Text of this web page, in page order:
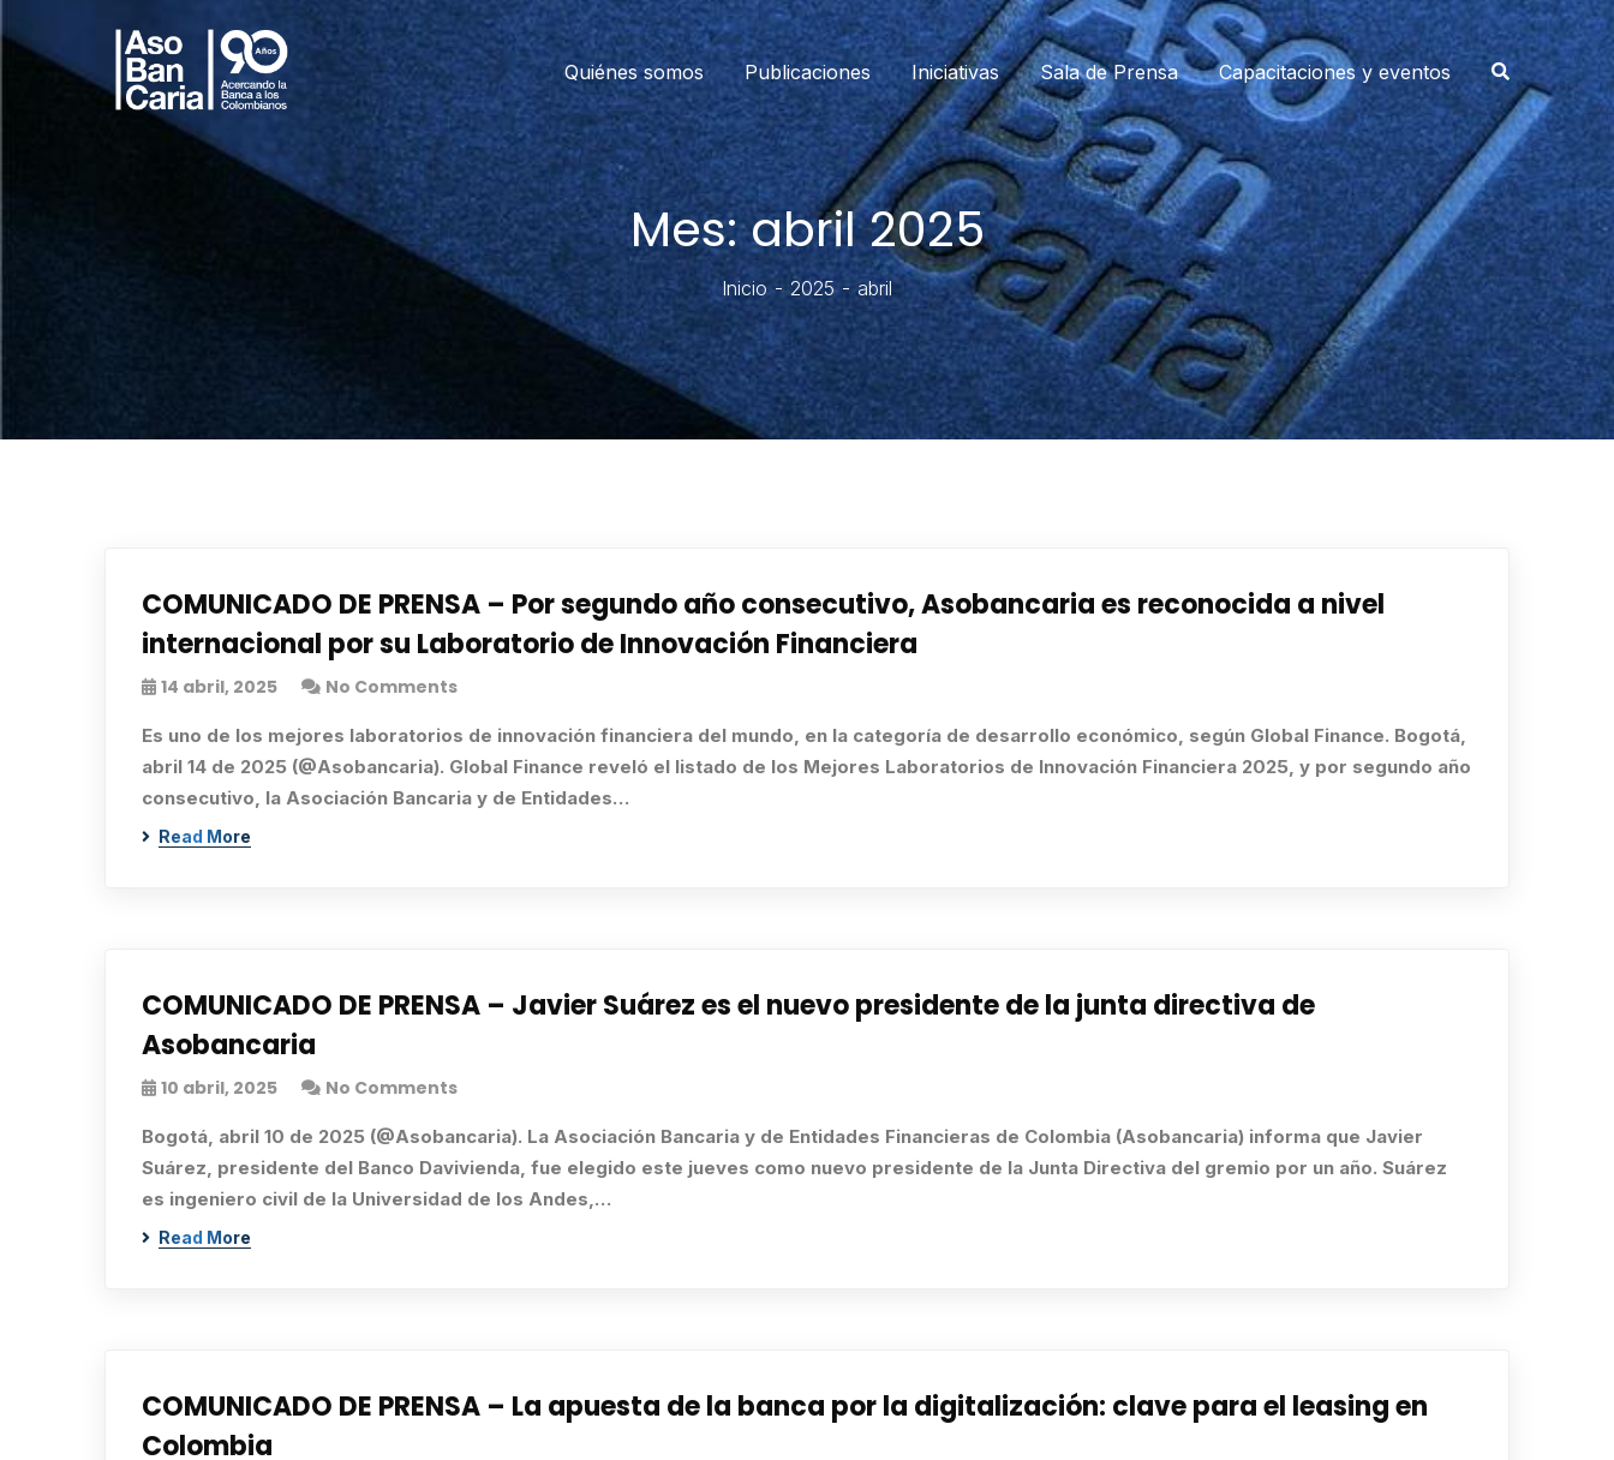
Quiénes somos Publicaciones Iniciativas Sala de Prensa Capacitaciones y eventos
Mes:abril 2025
Inicio 2025 abril
COMUNICADO DE PRENSA – Por segundo año consecutivo, Asobancaria es reconocida a nivel
internacional por su Laboratorio de Innovación Financiera
14 abril, 2025 No Comments
Es uno de los mejores laboratorios de innovación financiera del mundo, en la categoría de desarrollo económico, según Global Finance. Bogotá,
abril 14 de 2025 (@Asobancaria). Global Finance reveló el listado de los Mejores Laboratorios de Innovación Financiera 2025, y por segundo año
consecutivo, la Asociación Bancaria y de Entidades…
Read More
COMUNICADO DE PRENSA – Javier Suárez es el nuevo presidente de la junta directiva de
Asobancaria
10 abril, 2025 No Comments
Bogotá, abril 10 de 2025 (@Asobancaria). La Asociación Bancaria y de Entidades Financieras de Colombia (Asobancaria) informa que Javier
Suárez, presidente del Banco Davivienda, fue elegido este jueves como nuevo presidente de la Junta Directiva del gremio por un año. Suárez
es ingeniero civil de la Universidad de los Andes,…
Read More
COMUNICADO DE PRENSA – La apuesta de la banca por la digitalización: clave para el leasing en
Colombia